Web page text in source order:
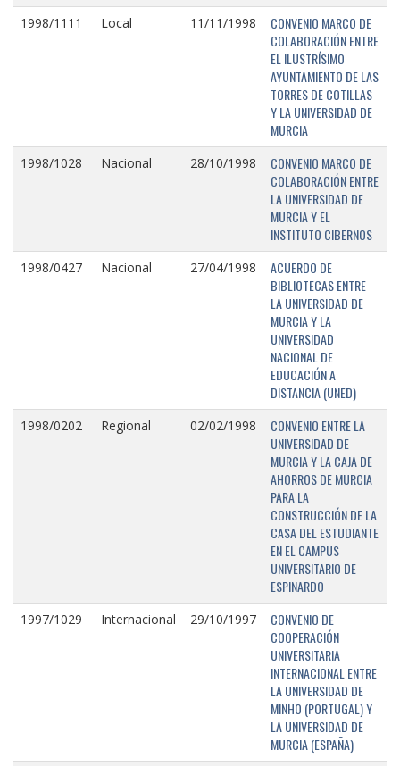
1998/1111 Local 11/11/1998
CONVENIO MARCO DE
COLABORACIÓN ENTRE
EL ILUSTRÍSIMO
AYUNTAMIENTO DE LAS
TORRES DE COTILLAS
Y LA UNIVERSIDAD DE
MURCIA
1998/1028 Nacional 28/10/1998
CONVENIO MARCO DE
COLABORACIÓN ENTRE
LA UNIVERSIDAD DE
MURCIA Y EL
INSTITUTO CIBERNOS
1998/0427 Nacional 27/04/1998
ACUERDO DE
BIBLIOTECAS ENTRE
LA UNIVERSIDAD DE
MURCIA Y LA
UNIVERSIDAD
NACIONAL DE
EDUCACIÓN A
DISTANCIA (UNED)
1998/0202 Regional 02/02/1998
CONVENIO ENTRE LA
UNIVERSIDAD DE
MURCIA Y LA CAJA DE
AHORROS DE MURCIA
PARA LA
CONSTRUCCIÓN DE LA
CASA DEL ESTUDIANTE
EN EL CAMPUS
UNIVERSITARIO DE
ESPINARDO
1997/1029 Internacional 29/10/1997
CONVENIO DE
COOPERACIÓN
UNIVERSITARIA
INTERNACIONAL ENTRE
LA UNIVERSIDAD DE
MINHO (PORTUGAL) Y
LA UNIVERSIDAD DE
MURCIA (ESPAÑA)